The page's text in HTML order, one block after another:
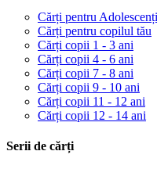
Cărți pentru Adolescenți
Cărți pentru copilul tău
Cărți copii 1 - 3 ani
Cărți copii 4 - 6 ani
Cărți copii 7 - 8 ani
Cărți copii 9 - 10 ani
Cărți copii 11 - 12 ani
Cărți copii 12 - 14 ani
Serii de cărți